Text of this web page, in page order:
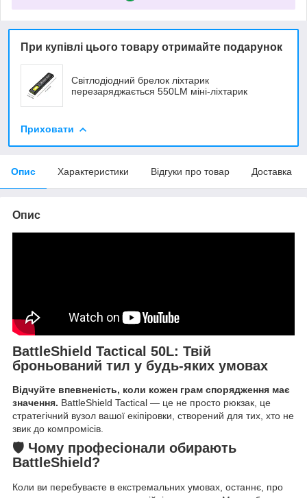
При купівлі цього товару отримайте подарунок
Світлодіодний брелок ліхтарик
перезаряджається 550LM міні-ліхтарик
Приховати
Опис Характеристики Відгуки про товар Доставка
Опис
BattleShield Tactical 50L: Твій
броньований тил у будь-яких умовах
Відчуйте впевненість, коли кожен грам спорядження має
значення. BattleShield Tactical — це не просто рюкзак, це
стратегічний вузол вашої екіпіровки, створений для тих, хто не
звик до компромісів.
🛡️ Чому професіонали обирають
BattleShield?
Коли ви перебуваєте в екстремальних умовах, останнє, про